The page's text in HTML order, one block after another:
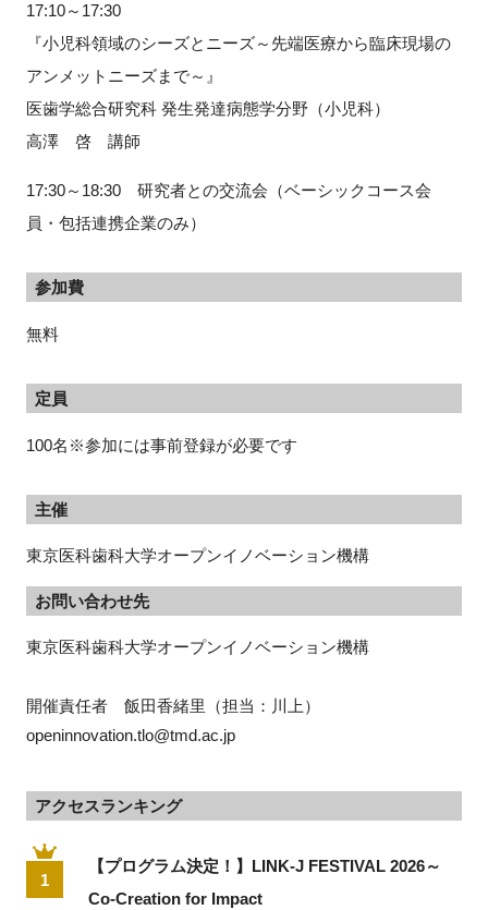
17:10～17:30
『小児科領域のシーズとニーズ～先端医療から臨床現場の
アンメットニーズまで～』
医歯学総合研究科 発生発達病態学分野（小児科）
高澤 啓 講師
17:30～18:30 研究者との交流会（ベーシックコース会
員・包括連携企業のみ）
参加費
無料
定員
100名※参加には事前登録が必要です
主催
東京医科歯科大学オープンイノベーション機構
お問い合わせ先
東京医科歯科大学オープンイノベーション機構
開催責任者　飯田香緒里（担当：川上）
openinnovation.tlo@tmd.ac.jp
アクセスランキング
1
【プログラム決定！】LINK-J FESTIVAL 2026～
Co-Creation for Impact